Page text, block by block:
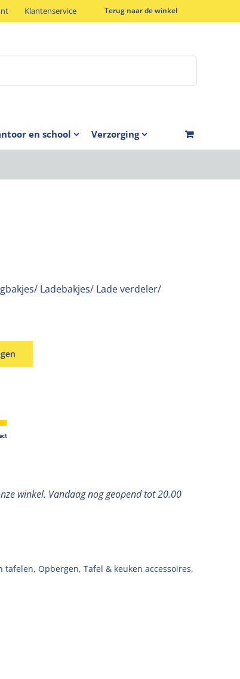
Klantenservice Terug naar de winkel
en school Verzorging
Ladebakjes/ Lade verdeler/
winkel. Vandaag nog geopend tot 20.00
tafelen, Opbergen, Tafel & keuken accessoires,